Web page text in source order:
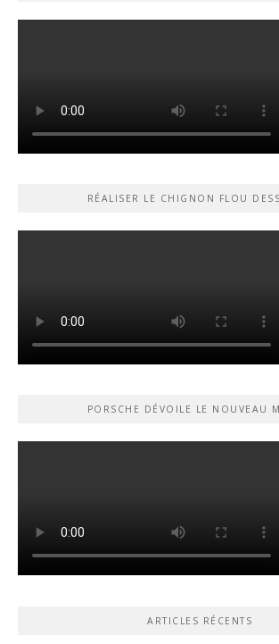
RÉALISER LE CHIGNON FLOU
PORSCHE DÉVOILE LE NOUVEAU
ARTICLES RÉCENTS